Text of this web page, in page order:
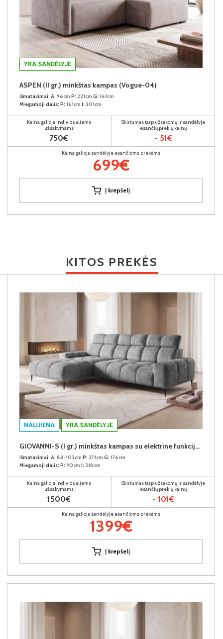
YRA SANDĖLYJE
ASPEN (II gr.) minkštas kampas (Vogue-04)
Išmatavimai: A: 96cm P: 221cm G: 161cm
Miegamoji dalis: P: 161cm I: 201cm
Kaina galioja individualiems
užsakymams
750€
Skirtumas tarp užsakomų ir sandėlyje
esančių prekių kainų
- 51€
Kaina galioja sandėlyje esančioms prekėms
699€
Į krepšelį
KITOS PREKĖS
NAUJIENA YRA SANDĖLYJE
GIOVANNI-S (I gr.) minkštas kampas su elektrine funkcija (Aphrodite-21) K
Išmatavimai: A: 88-102cm P: 271cm G: 176cm
Miegamoji dalis: P: 90cm I: 218cm
Kaina galioja individualiems
užsakymams
1500€
Skirtumas tarp užsakomų ir sandėlyje
esančių prekių kainų
- 101€
Kaina galioja sandėlyje esančioms prekėms
1399€
Į krepšelį